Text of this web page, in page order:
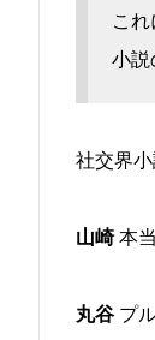
こ
小説
社交界
山崎本
丸谷 プ